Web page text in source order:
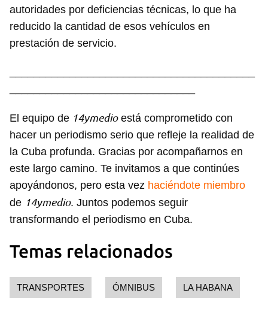
autoridades por deficiencias técnicas, lo que ha
reducido la cantidad de esos vehículos en
prestación de servicio.
El equipo de 14ymedioestá comprometido con
hacer un periodismo serio que refleje la realidad de
la Cuba profunda. Gracias por acompañarnos en
este largo camino. Te invitamos a que continúes
apoyándonos, pero esta vez haciéndote miembro
de 14ymedio. Juntos podemos seguir
transformando el periodismo en Cuba.
Temas relacionados
TRANSPORTES ÓMNIBUS LA HABANA